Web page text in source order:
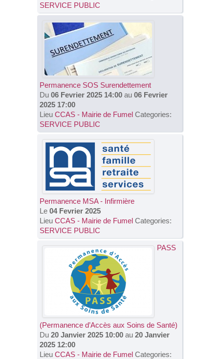
SERVICE PUBLIC
Permanence SOS Surendettement
Du 06 Fevrier 2025 14:00 au 06 Fevrier
2025 17:00
Lieu CCAS - Mairie de Fumel Categories:
SERVICE PUBLIC
Permanence MSA - Infirmière
Le 04 Fevrier 2025
Lieu CCAS - Mairie de Fumel Categories:
SERVICE PUBLIC
PASS
(Permanence d’Accès aux Soins de Santé)
Du 20 Janvier 2025 10:00 au 20 Janvier
2025 12:00
Lieu CCAS - Mairie de Fumel Categories: